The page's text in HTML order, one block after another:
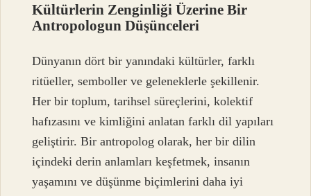
Kültürlerin Zenginliği Üzerine Bir
Antropologun Düşünceleri
Dünyanın dört bir yanındaki kültürler, farklı
ritüeller, semboller ve geleneklerle şekillenir.
Her bir toplum, tarihsel süreçlerini, kolektif
hafızasını ve kimliğini anlatan farklı dil yapıları
geliştirir. Bir antropolog olarak, her bir dilin
içindeki derin anlamları keşfetmek, insanın
yaşamını ve düşünme biçimlerini daha iyi